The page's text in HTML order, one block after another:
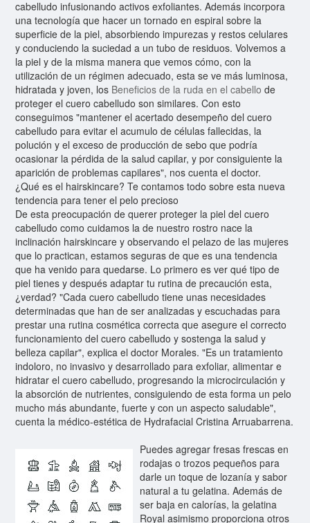
cabelludo infusionando activos exfoliantes. Además incorpora
una tecnología que hacer un tornado en espiral sobre la
superficie de la piel, absorbiendo impurezas y restos celulares
y conduciendo la suciedad a un tubo de residuos. Volvemos a
la piel y de la misma manera que vemos cómo, con la
utilización de un régimen adecuado, esta se ve más luminosa,
hidratada y joven, los Beneficios de la ruda en el cabello de
proteger el cuero cabelludo son similares. Con esto
conseguimos "mantener el acertado desempeño del cuero
cabelludo para evitar el acumulo de células fallecidas, la
polución y el exceso de producción de sebo que podría
ocasionar la pérdida de la salud capilar, y por consiguiente la
aparición de problemas capilares", nos cuenta el doctor.
¿Qué es el hairskincare? Te contamos todo sobre esta nueva
tendencia para tener el pelo precioso
De esta preocupación de querer proteger la piel del cuero
cabelludo como cuidamos la de nuestro rostro nace la
inclinación hairskincare y observando el pelazo de las mujeres
que lo practican, estamos seguras de que es una tendencia
que ha venido para quedarse. Lo primero es ver qué tipo de
piel tienes y después adaptar tu rutina de precaución esta,
¿verdad? "Cada cuero cabelludo tiene unas necesidades
determinadas que han de ser analizadas y escuchadas para
prestar una rutina cosmética correcta que asegure el correcto
funcionamiento del cuero cabelludo y sostenga la salud y
belleza capilar", explica el doctor Morales. "Es un tratamiento
indoloro, no invasivo y desarrollado para exfoliar, alimentar e
hidratar el cuero cabelludo, progresando la microcirculación y
la absorción de nutrientes, consiguiendo de esta forma un pelo
mucho más abundante, fuerte y con un aspecto saludable",
cuenta la médico-estética de Hydrafacial Cristina Arruabarrena.
Puedes agregar fresas frescas en
rodajas o trozos pequeños para
darle un toque de lozanía y sabor
natural a tu gelatina. Además de
ser baja en calorías, la gelatina
Royal asimismo proporciona otros